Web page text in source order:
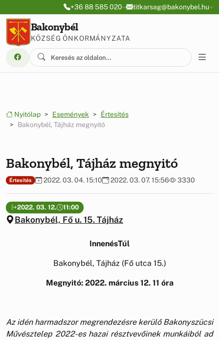
Ugrás a menüre
Ugrás a tartalomra+36 88 585 020 titkarsag@bakonybel.hu
Bakonybél
KÖZSÉG ÖNKORMÁNYZATA
Nyitólap Események
Értesítés
Bakonybél, Tájház megnyitó
Bakonybél, Tájház megnyitó
Értesítés 2022. 03. 04. 15:10 2022. 03. 07. 15:56 3330
2022. 03. 12. 11:00
Bakonybél, Fő u. 15. Tájház
InnenésTúl
Bakonybél, Tájház (Fő utca 15.)
Megnyitó: 2022. március 12. 11 óra
Az idén harmadszor megrendezésre kerülőBakonyszücsi
Művésztelep 2022-es hazai résztvevőinek munkáiból ad